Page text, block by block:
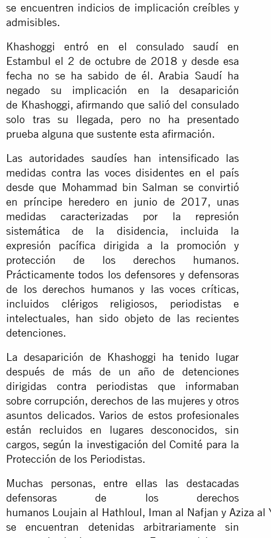
se encuentren indicios de implicación creíbles y
admisibles.
Khashoggi entró en el consulado saudí en
Estambul el 2 de octubre de 2018 y desde esa
fecha no se ha sabido de él. Arabia Saudí ha
negado su implicación en la desaparición
de Khashoggi, afirmando que salió del consulado
solo tras su llegada, pero no ha presentado
prueba alguna que sustente esta afirmación.
Las autoridades saudíes han intensificado las
medidas contra las voces disidentes en el país
desde que Mohammad bin Salman se convirtió
en príncipe heredero en junio de 2017, unas
medidas caracterizadas por la represión
sistemática de la disidencia, incluida la
expresión pacífica dirigida a la promoción y
protección de los derechos humanos.
Prácticamente todos los defensores y defensoras
de los derechos humanos y las voces críticas,
incluidos clérigos religiosos, periodistas e
intelectuales, han sido objeto de las recientes
detenciones.
La desaparición de Khashoggi ha tenido lugar
después de más de un año de detenciones
dirigidas contra periodistas que informaban
sobre corrupción, derechos de las mujeres y otros
asuntos delicados. Varios de estos profesionales
están recluidos en lugares desconocidos, sin
cargos, según la investigación del Comité para la
Protección de los Periodistas.
Muchas personas, entre ellas las destacadas
defensoras de los derechos
humanos Loujain al Hathloul, Iman al Nafjan y Aziza al
se encuentran detenidas arbitrariamente sin